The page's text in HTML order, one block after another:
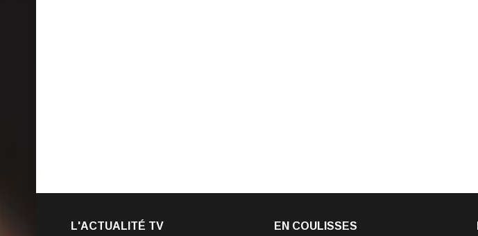
L'ACTUALITÉ TV EN COULISSES